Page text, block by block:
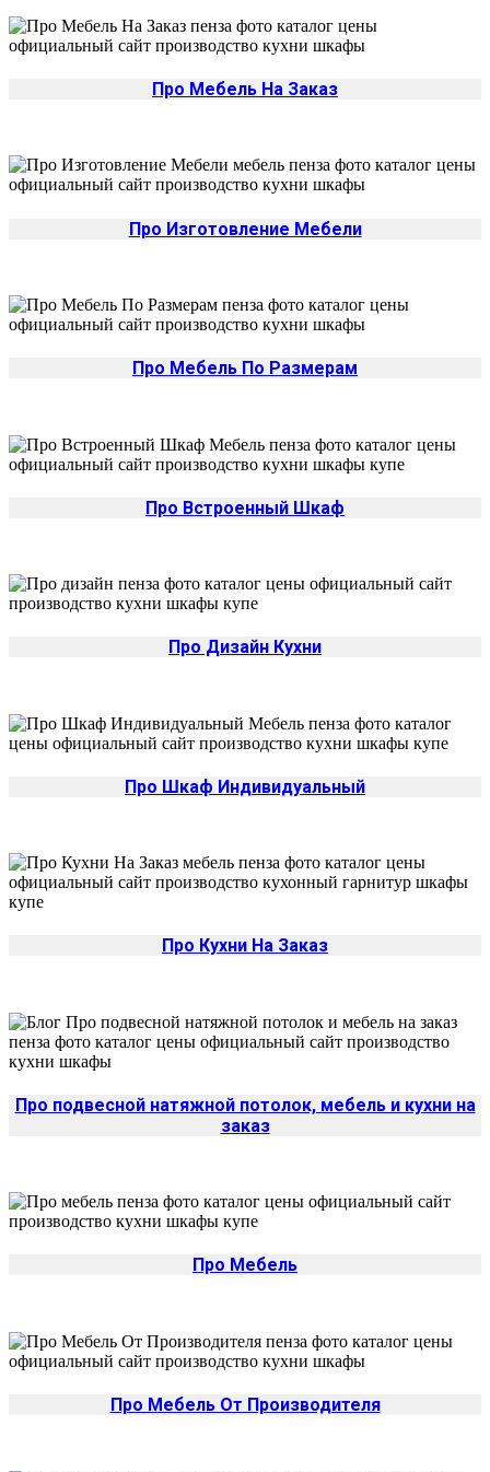
Про Мебель На Заказ
Про Изготовление Мебели
Про Мебель По Размерам
Про Встроенный Шкаф
Про Дизайн Кухни
Про Шкаф Индивидуальный
Про Кухни На Заказ
Про подвесной натяжной потолок, мебель и кухни на
заказ
Про Мебель
Про Мебель От Производителя